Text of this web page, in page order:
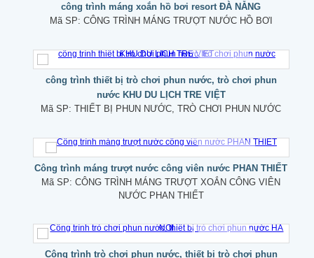
công trình máng xoắn hồ bơi resort ĐÀ NẴNG
Mã SP: CÔNG TRÌNH MÁNG TRƯỢT NƯỚC HỒ BƠI
công trình thiết bị trò chơi phun nước, trò chơi phun
nước KHU DU LỊCH TRE VIỆT
Mã SP:THIẾT BỊ PHUN NƯỚC, TRÒ CHƠI PHUN NƯỚC
Công trình máng trượt nước công viên nước PHAN THIẾT
Mã SP:CÔNG TRÌNH MÁNG TRƯỢT XOẮN CÔNG VIÊN
NƯỚC PHAN THIẾT
Công trình trò chơi phun nước, thiết bị trò chơi phun